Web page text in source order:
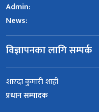
Admin:
News:
विज्ञापनका लागि सम्पर्क
शारदा कुमारी शाही
प्रधान सम्पादक